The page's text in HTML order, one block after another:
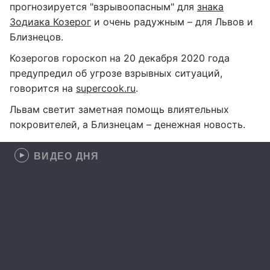
прогнозируется "взрывоопасным" для знака
Зодиака Козерог и очень радужным – для Львов и
Близнецов.
Козерогов гороскоп на 20 декабря 2020 года
предупредил об угрозе взрывных ситуаций,
говорится на supercook.ru.
Львам светит заметная помощь влиятельных
покровителей, а Близнецам – денежная новость.
ВИДЕО ДНЯ